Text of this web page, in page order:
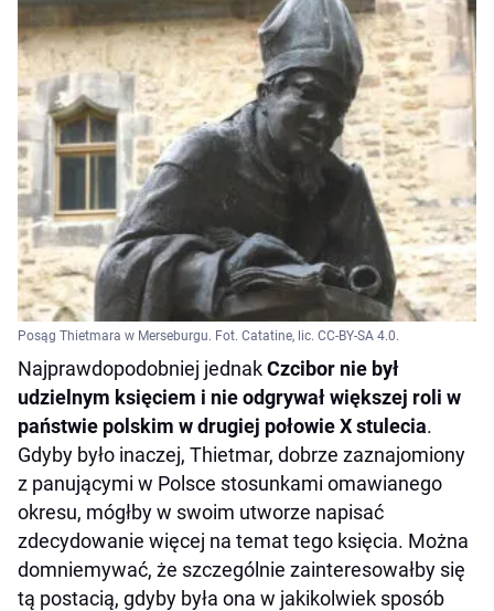
Posąg Thietmara w Merseburgu. Fot. Catatine, lic. CC-BY-SA 4.0.
Najprawdopodobniej jednakCzcibor nie był
udzielnym księciem i nie odgrywał większej roli w
państwie polskim w drugiej połowie X stulecia.
Gdyby było inaczej, Thietmar, dobrze zaznajomiony
z panującymi w Polsce stosunkami omawianego
okresu, mógłby w swoim utworze napisać
zdecydowanie więcej na temat tego księcia. Można
domniemywać, że szczególnie zainteresowałby się
tą postacią, gdyby była ona w jakikolwiek sposób